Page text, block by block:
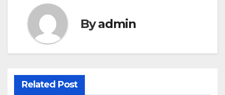
Byadmin
Related Post